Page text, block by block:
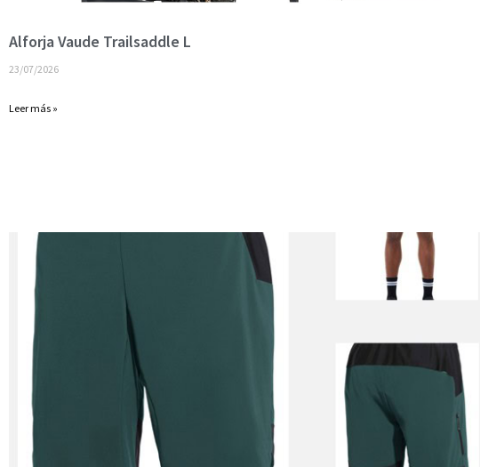
Alforja Vaude Trailsaddle L
23/07/2026
Leer más »